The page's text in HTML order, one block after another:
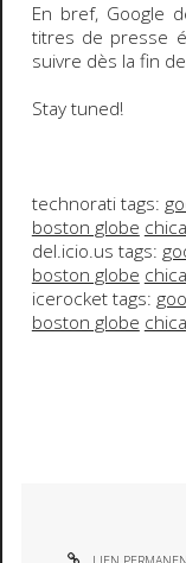
En bref, Google
titres de presse
suivre dès la fin
Stay tuned!
technorati tags:
boston globe
del.icio.us tags:
boston globe
icerocket tags:
boston globe